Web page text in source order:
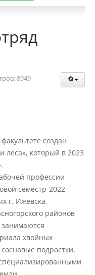
8949
создан
леса», который в 2023
профессии
семестр-2022
г. Ижевска,
районов
занимаются
хвойных
подростки,